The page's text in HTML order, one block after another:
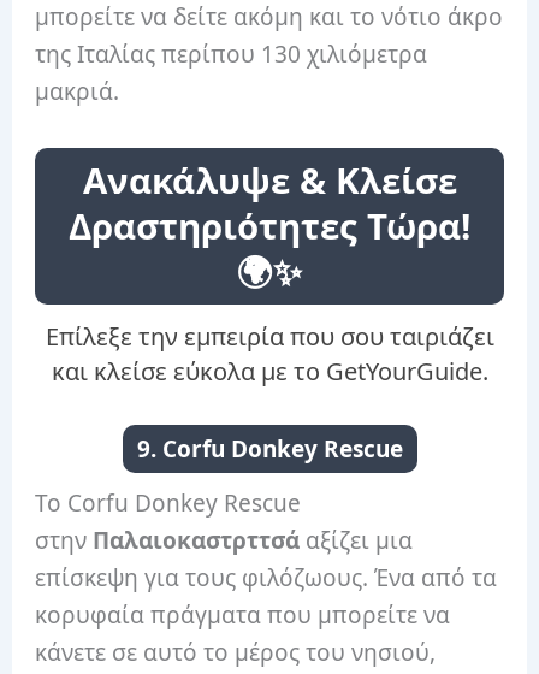
μπορείτε να δείτε ακόμη και το νότιο άκρο
της Ιταλίας περίπου 130 χιλιόμετρα
μακριά.
Ανακάλυψε & Κλείσε
Δραστηριότητες Τώρα!
🌍✨
Επίλεξε την εμπειρία που σου ταιριάζει
και κλείσε εύκολα με το GetYourGuide.
9. Corfu Donkey Rescue
Το Corfu Donkey Rescue
στην Παλαιοκαστρττσά αξίζει μια
επίσκεψη για τους φιλόζωους. Ένα από τα
κορυφαία πράγματα που μπορείτε να
κάνετε σε αυτό το μέρος του νησιού,